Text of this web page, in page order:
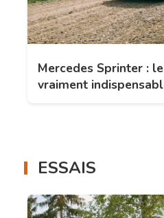
Mercedes Sprinter :
vraiment
ESSAIS